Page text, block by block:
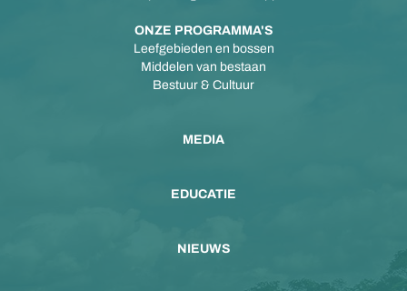
ONZE PROGRAMMA'S
Leefgebieden en bossen
Middelen van bestaan
Bestuur & Cultuur
MEDIA
EDUCATIE
NIEUWS